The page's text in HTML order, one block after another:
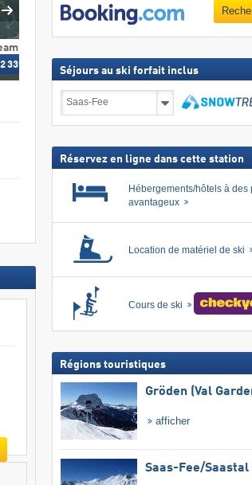
& 360°
339 m) – Saas-Fee Saas-Fee Dorf
Séjours au ski forfait inclus
au
Réservez en ligne dans cette station
Hébergements/hôtels à des
avantageux
Location de matériel de ski
Cours de ski
Régions touristiques
Gröden (Val
afficher
Saas-Fee/​Saastal